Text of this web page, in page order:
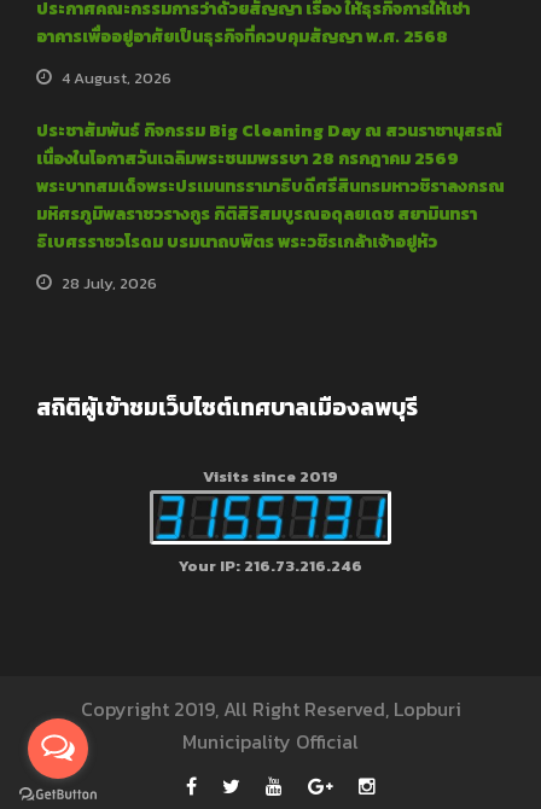
ประกาศคณะกรรมการว่าด้วยสัญญา เรื่อง ให้ธุรกิจการให้เช่า
อาคารเพื่ออยู่อาศัยเป็นธุรกิจที่ควบคุมสัญญา พ.ศ. 2568
4 August, 2026
ประชาสัมพันธ์ กิจกรรม Big Cleaning Day ณ สวนราชานุสรณ์
เนื่องในโอกาสวันเฉลิมพระชนมพรรษา 28 กรกฎาคม 2569
พระบาทสมเด็จพระปรเมนทรรามาธิบดีศรีสินทรมหาวชิราลงกรณ
มหิศรภูมิพลราชวรางกูร กิติสิริสมบูรณอดุลยเดช สยามินทรา
ธิเบศรราชวโรดม บรมนาถบพิตร พระวชิรเกล้าเจ้าอยู่หัว
28 July, 2026
สถิติผู้เข้าชมเว็บไซต์เทศบาลเมืองลพบุรี
Visits since 2019
Your IP: 216.73.216.246
Copyright 2019, All Right Reserved, Lopburi
Municipality Official